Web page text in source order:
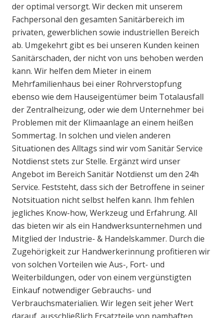
der optimal versorgt. Wir decken mit unserem
Fachpersonal den gesamten Sanitärbereich im
privaten, gewerblichen sowie industriellen Bereich
ab. Umgekehrt gibt es bei unseren Kunden keinen
Sanitärschaden, der nicht von uns behoben werden
kann. Wir helfen dem Mieter in einem
Mehrfamilienhaus bei einer Rohrverstopfung
ebenso wie dem Hauseigentümer beim Totalausfall
der Zentralheizung, oder wie dem Unternehmer bei
Problemen mit der Klimaanlage an einem heißen
Sommertag. In solchen und vielen anderen
Situationen des Alltags sind wir vom Sanitär Service
Notdienst stets zur Stelle. Ergänzt wird unser
Angebot im Bereich Sanitär Notdienst um den 24h
Service. Feststeht, dass sich der Betroffene in seiner
Notsituation nicht selbst helfen kann. Ihm fehlen
jegliches Know-how, Werkzeug und Erfahrung. All
das bieten wir als ein Handwerksunternehmen und
Mitglied der Industrie- & Handelskammer. Durch die
Zugehörigkeit zur Handwerkerinnung profitieren wir
von solchen Vorteilen wie Aus-, Fort- und
Weiterbildungen, oder von einem vergünstigten
Einkauf notwendiger Gebrauchs- und
Verbrauchsmaterialien. Wir legen seit jeher Wert